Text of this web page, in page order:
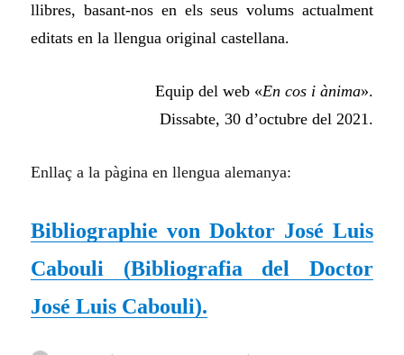
llibres, basant-nos en els seus volums actualment
editats en la llengua original castellana.
Equip del web «En cos i ànima».
Dissabte, 30 d’octubre del 2021.
Enllaç a la pàgina en llengua alemanya:
Bibliographie von Doktor José Luis
Cabouli (Bibliografia del Doctor
José Luis Cabouli).